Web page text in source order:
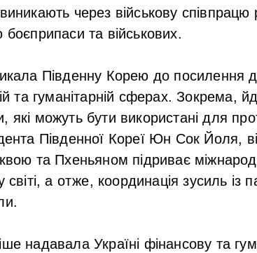
через військову співпрацю
та військових.
Південну Корею до посилення
та гуманітарній сферах. Зокрема,
можуть бути використані для
Південної Кореї Юн Сок Йоля,
та Пхеньяном підриває
а отже, координація зусиль із
надавала Україні фінансову та